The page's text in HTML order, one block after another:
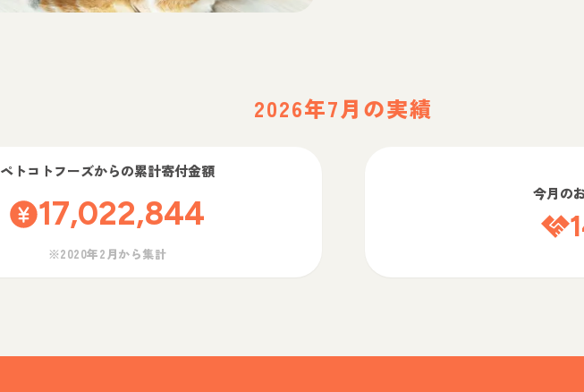
2026年7月の実績
ペトコトフーズからの累計寄付金額
17,022,844
※2020年2月から集計
今月の